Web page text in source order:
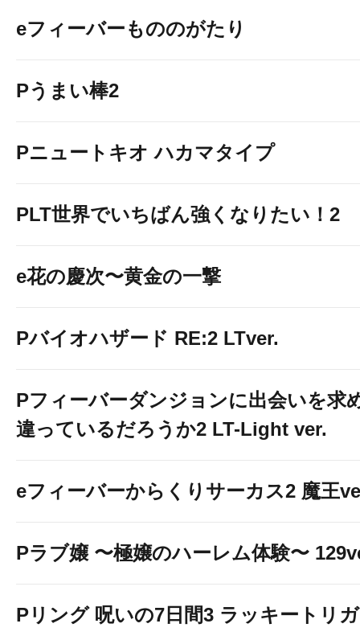
eフィーバーもののがたり
Pうまい棒2
Pニュートキオ ハカマタイプ
PLT世界でいちばん強くなりたい！2
e花の慶次〜黄金の一撃
Pバイオハザード RE:2 LTver.
Pフィーバーダンジョンに出会いを求
違っているだろうか2 LT-Light ver.
eフィーバーからくりサーカス2 魔王
Pラブ嬢 〜極嬢のハーレム体験〜
Pリング 呪いの7日間3 ラッキートリ